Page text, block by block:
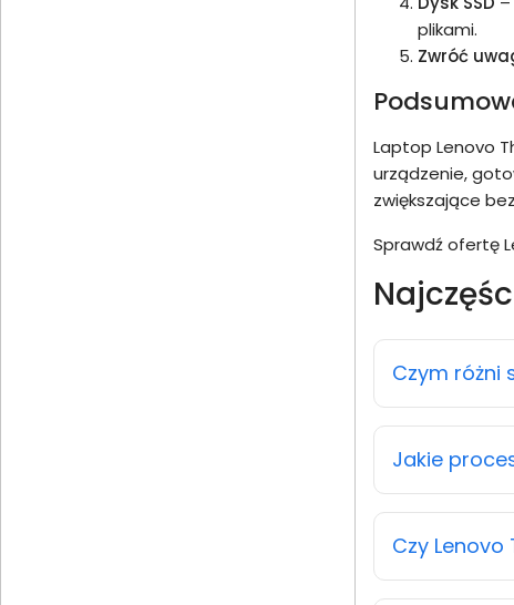
plikami.
Zwróć
Laptop Lenovo
urządzenie,
zwiększające
Sprawdź ofertę
Czym różni
Jakie
Czy Lenovo